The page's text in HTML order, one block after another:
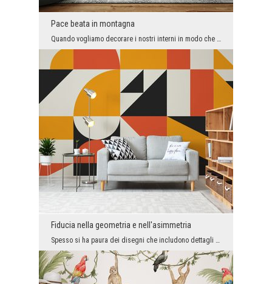
Pace beata in montagna
Quando vogliamo decorare i nostri interni in modo che sia piacevole trascorrervi del tempo, ma so...
Fiducia nella geometria e nell'asimmetria
Spesso si ha paura dei disegni che includono dettagli grandi e colorati. Tuttavia, vorremmo motiv...